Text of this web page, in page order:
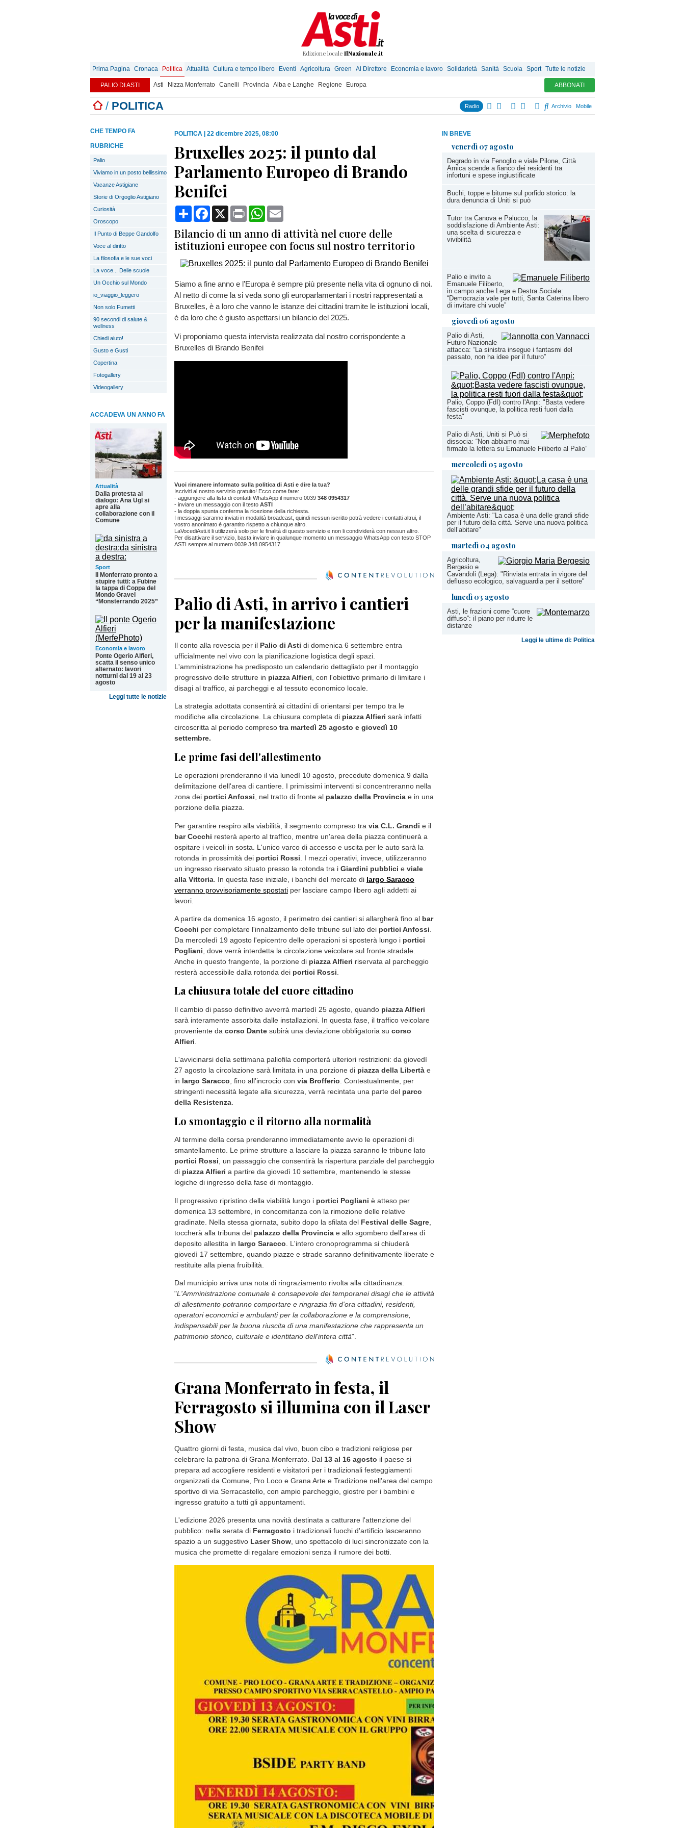
Edizione locale IlNazionale.it
Prima Pagina Cronaca Politica Attualità Cultura e tempo libero Eventi Agricoltura Green Al Direttore Economia e lavoro Solidarietà Sanità Scuola Sport Tutte le notizie
PALIO DI ASTI Asti Nizza Monferrato Canelli Provincia Alba e Langhe Regione Europa ABBONATI
/ POLITICA Radio Archivio Mobile
IN BREVE
venerdì 07 agosto
Degrado in via Fenoglio e viale Pilone, Città
Amica scende a fianco dei residenti tra
infortuni e spese ingiustificate
Buchi, toppe e bitume sul porfido storico: la
dura denuncia di Uniti si può
Tutor tra Canova e Palucco, la
soddisfazione di Ambiente Asti:
una scelta di sicurezza e
vivibilità
Palio e invito a
Emanuele Filiberto,
in campo anche Lega e Destra Sociale:
“Democrazia vale per tutti, Santa Caterina libero
di invitare chi vuole”
giovedì 06 agosto
Palio di Asti,
Futuro Nazionale
attacca: “La sinistra insegue i fantasmi del
passato, non ha idee per il futuro”
Palio, Coppo (FdI) contro l'Anpi: "Basta vedere
fascisti ovunque, la politica resti fuori dalla
festa"
Palio di Asti, Uniti si Può si
dissocia: “Non abbiamo mai
firmato la lettera su Emanuele Filiberto al Palio”
mercoledì 05 agosto
Ambiente Asti: "La casa è una delle grandi sfide
per il futuro della città. Serve una nuova politica
dell’abitare"
martedì 04 agosto
Agricoltura,
Bergesio e
Cavandoli (Lega): "Rinviata entrata in vigore del
deflusso ecologico, salvaguardia per il settore"
lunedì 03 agosto
Asti, le frazioni come “cuore
diffuso”: il piano per ridurre le
distanze
Leggi le ultime di: Politica
CHE TEMPO FA
RUBRICHE
Palio
Viviamo in un posto bellissimo
Vacanze Astigiane
Storie di Orgoglio Astigiano
Curiosità
Oroscopo
Il Punto di Beppe Gandolfo
Voce al diritto
La filosofia e le sue voci
La voce... Delle scuole
Un Occhio sul Mondo
io_viaggio_leggero
Non solo Fumetti
90 secondi di salute &
wellness
Chiedi aiuto!
Gusto e Gusti
Copertina
Fotogallery
Videogallery
ACCADEVA UN ANNO FA
Attualità
Dalla protesta al
dialogo: Ana Ugl si
apre alla
collaborazione con il
Comune
Sport
Il Monferrato pronto a
stupire tutti: a Fubine
la tappa di Coppa del
Mondo Gravel
“Monsterrando 2025”
Economia e lavoro
Ponte Ogerio Alfieri,
scatta il senso unico
alternato: lavori
notturni dal 19 al 23
agosto
Leggi tutte le notizie
POLITICA 22 dicembre 2025, 08:00
Bruxelles 2025: il punto dal
Parlamento Europeo di Brando
Benifei
CondividiFacebook
X Print WhatsApp
Bilancio di un anno di attività nel cuore delle
istituzioni europee con focus sul nostro territorio
Siamo a fine anno e l’Europa è sempre più presente nella vita di ognuno di noi.
Al netto di come la si veda sono gli europarlamentari i nostri rappresentati a
Bruxelles, è a loro che vanno le istanze dei cittadini tramite le istituzioni locali,
è da loro che è giusto aspettarsi un bilancio del 2025.
Vi proponiamo questa intervista realizzata dal nostro corrispondente a
Bruxelles di Brando Benifei
Vuoi rimanere informato sulla politica di Asti e dire la tua?
Iscriviti al nostro servizio gratuito! Ecco come fare:
- aggiungere alla lista di contatti WhatsApp il numero 0039 348 0954317
- inviare un messaggio con il testo ASTI
- la doppia spunta conferma la ricezione della richiesta.
I messaggi saranno inviati in modalità broadcast, quindi nessun iscritto potrà vedere i contatti altrui, il
vostro anonimato è garantito rispetto a chiunque altro.
LaVocediAsti.it li utilizzerà solo per le finalità di questo servizio e non li condividerà con nessun altro.
Per disattivare il servizio, basta inviare in qualunque momento un messaggio WhatsApp con testo STOP
ASTI sempre al numero 0039 348 0954317.
Palio di Asti, in arrivo i cantieri
per la manifestazione
Il conto alla rovescia per il Palio di Asti di domenica 6 settembre entra
ufficialmente nel vivo con la pianificazione logistica degli spazi.
L'amministrazione ha predisposto un calendario dettagliato per il montaggio
progressivo delle strutture in piazza Alfieri , con l'obiettivo primario di limitare i
disagi al traffico, ai parcheggi e al tessuto economico locale.
La strategia adottata consentirà ai cittadini di orientarsi per tempo tra le
modifiche alla circolazione. La chiusura completa di piazza Alfieri sarà infatti
circoscritta al periodo compreso tra martedì 25 agosto e giovedì 10
settembre.
Le prime fasi dell'allestimento
Le operazioni prenderanno il via lunedì 10 agosto, precedute domenica 9 dalla
delimitazione dell'area di cantiere. I primissimi interventi si concentreranno nella
zona dei portici Anfossi , nel tratto di fronte al palazzo della Provincia e in una
porzione della piazza.
Per garantire respiro alla viabilità, il segmento compreso tra via C.L. Grandi e il
bar Cocchi resterà aperto al traffico, mentre un'area della piazza continuerà a
ospitare i veicoli in sosta. L'unico varco di accesso e uscita per le auto sarà la
rotonda in prossimità dei portici Rossi . I mezzi operativi, invece, utilizzeranno
un ingresso riservato situato presso la rotonda tra i Giardini pubblici e viale
alla Vittoria . In questa fase iniziale, i banchi del mercato di largo Saracco
verranno provvisoriamente spostati per lasciare campo libero agli addetti ai
lavori.
A partire da domenica 16 agosto, il perimetro dei cantieri si allargherà fino al bar
Cocchi per completare l'innalzamento delle tribune sul lato dei portici Anfossi
Da mercoledì 19 agosto l'epicentro delle operazioni si sposterà lungo i portici
Pogliani , dove verrà interdetta la circolazione veicolare sul fronte stradale.
Anche in questo frangente, la porzione di piazza Alfieri riservata al parcheggio
resterà accessibile dalla rotonda dei portici Rossi
La chiusura totale del cuore cittadino
Il cambio di passo definitivo avverrà martedì 25 agosto, quando piazza Alfieri
sarà interamente assorbita dalle installazioni. In questa fase, il traffico veicolare
proveniente da corso Dante subirà una deviazione obbligatoria su corso
Alfieri
L'avvicinarsi della settimana paliofila comporterà ulteriori restrizioni: da giovedì
27 agosto la circolazione sarà limitata in una porzione di piazza della Libertà e
in largo Saracco, fino all'incrocio con via Brofferio. Contestualmente, per
stringenti necessità legate alla sicurezza, verrà recintata una parte del parco
della Resistenza.
Lo smontaggio e il ritorno alla normalità
Al termine della corsa prenderanno immediatamente avvio le operazioni di
smantellamento. Le prime strutture a lasciare la piazza saranno le tribune lato
portici Rossi , un passaggio che consentirà la riapertura parziale del parcheggio
di piazza Alfieri a partire da giovedì 10 settembre, mantenendo le stesse
logiche di ingresso della fase di montaggio.
Il progressivo ripristino della viabilità lungo i portici Pogliani è atteso per
domenica 13 settembre, in concomitanza con la rimozione delle relative
gradinate. Nella stessa giornata, subito dopo la sfilata del Festival delle Sagre
toccherà alla tribuna del palazzo della Provincia e allo sgombero dell'area di
deposito allestita in largo Saracco . L'intero cronoprogramma si chiuderà
giovedì 17 settembre, quando piazze e strade saranno definitivamente liberate e
restituite alla piena fruibilità.
Dal municipio arriva una nota di ringraziamento rivolta alla cittadinanza:
"L'Amministrazione comunale è consapevole dei temporanei disagi che le attività
di allestimento potranno comportare e ringrazia fin d'ora cittadini, residenti,
operatori economici e ambulanti per la collaborazione e la comprensione,
indispensabili per la buona riuscita di una manifestazione che rappresenta un
patrimonio storico, culturale e identitario dell'intera città".
Grana Monferrato in festa, il
Ferragosto si illumina con il Laser
Show
Quattro giorni di festa, musica dal vivo, buon cibo e tradizioni religiose per
celebrare la patrona di Grana Monferrato. Dal 13 al 16 agosto il paese si
prepara ad accogliere residenti e visitatori per i tradizionali festeggiamenti
organizzati da Comune, Pro Loco e Grana Arte e Tradizione nell'area del campo
sportivo di via Serracastello, con ampio parcheggio, giostre per i bambini e
ingresso gratuito a tutti gli appuntamenti.
L'edizione 2026 presenta una novità destinata a catturare l'attenzione del
pubblico: nella serata di Ferragosto i tradizionali fuochi d'artificio lasceranno
spazio a un suggestivo Laser Show , uno spettacolo di luci sincronizzate con la
musica che promette di regalare emozioni senza il rumore dei botti.